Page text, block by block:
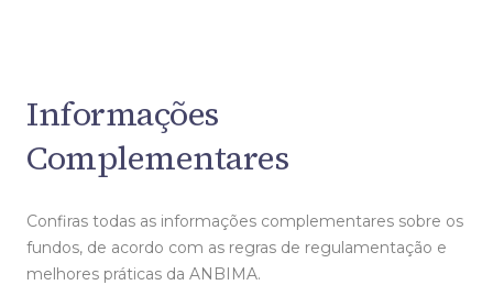
Informações
Complementares
Confiras todas as informações complementares sobre os
fundos, de acordo com as regras de regulamentação e
melhores práticas da ANBIMA.